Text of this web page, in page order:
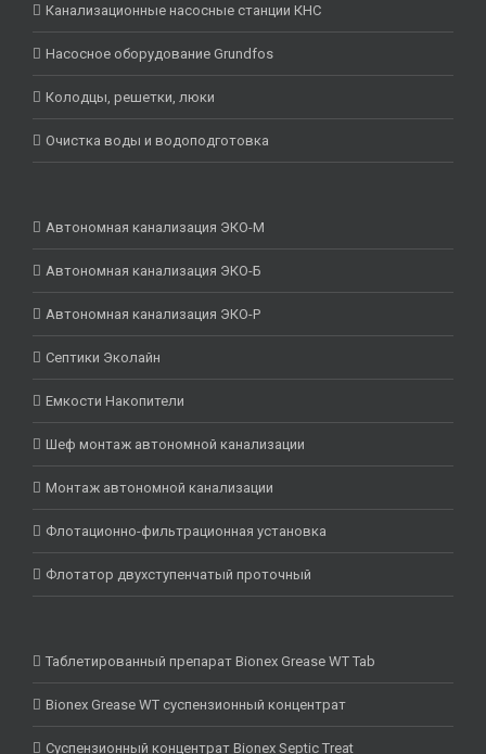
Канализационные насосные станции КНС
Насосное оборудование Grundfos
Колодцы, решетки, люки
Очистка воды и водоподготовка
Автономная канализация ЭКО-М
Автономная канализация ЭКО-Б
Автономная канализация ЭКО-Р
Септики Эколайн
Емкости Накопители
Шеф монтаж автономной канализации
Монтаж автономной канализации
Флотационно-фильтрационная установка
Флотатор двухступенчатый проточный
Таблетированный препарат Bionex Grease WT Tab
Bionex Grease WT суспензионный концентрат
Суспензионный концентрат Bionex Septic Treat